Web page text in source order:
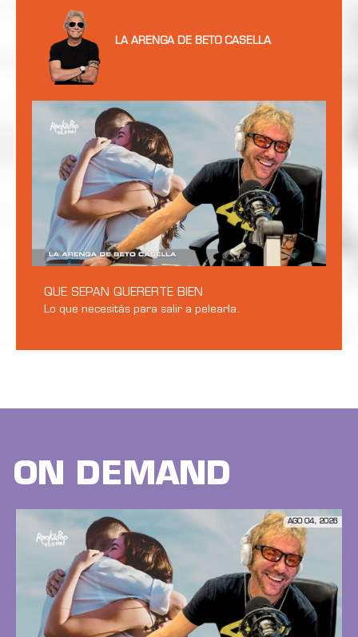
LA ARENGA DE BETO CASELLA
QUE SEPAN QUERERTE BIEN
Lo que necesitás para salir a pelearla.
ON DEMAND
AGO 04, 2026